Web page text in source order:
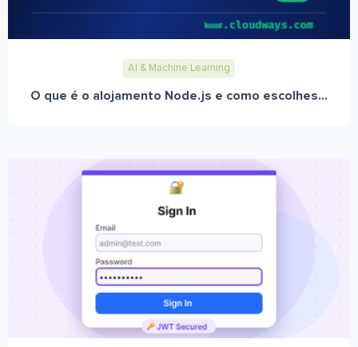
AI & Machine Learning
O que é o alojamento Node.js e como escolhes...